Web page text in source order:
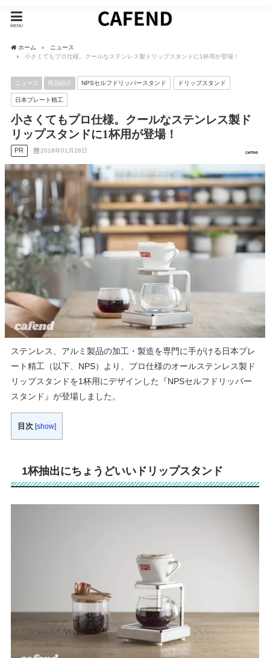
MENU
ホーム
ニュース
小さくてもプロ仕様。クールなステンレス製ドリップスタンドに1杯用が登場！
ニュース 商品紹介 NPSセルフドリッパースタンド ドリップスタンド
日本プレート精工
小さくてもプロ仕様。クールなステンレス製ド
リップスタンドに1杯用が登場！
PR 2018年01月28日
ステンレス、アルミ製品の加工・製造を専門に手がける日本プレ
ート精工（以下、
NPS）より、プロ仕様のオールステンレス製ド
リップスタンドを1 杯用にデザインした『 NPSセルフドリッパー
スタンド』が登場しました。
目次 [show]
1杯抽出にちょうどいいドリップスタンド